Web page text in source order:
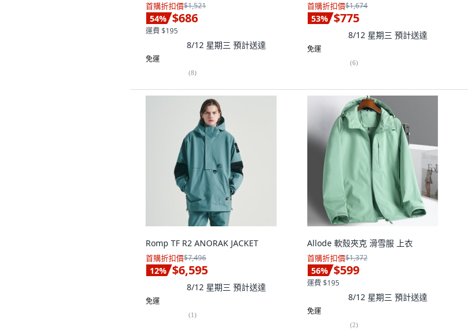
首購折扣價$1,521
54% $686
運費 $195
8/12 星期三 預計送達
免運
(8)
首購折扣價$1,674
53% $775
8/12 星期三 預計送達
免運
(6)
Romp TF R2 ANORAK JACKET
首購折扣價$7,496
12% $6,595
8/12 星期三 預計送達
免運
(1)
Allode 軟殼夾克 滑雪服 上衣
首購折扣價$1,372
56% $599
運費 $195
8/12 星期三 預計送達
免運
(2)